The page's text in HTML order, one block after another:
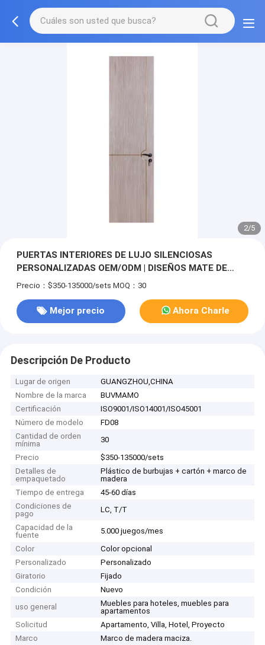
3/5
PUERTAS INTERIORES DE LUJO SILENCIOSAS
PERSONALIZADAS OEM/ODM | DISEÑOS MATE DE
ALTURA DE TECHOS ALTOS COLECCIÓN COMPLETA
VERTICAL CON ACENTOS EN CHAMPÁN, OPCIONES
CON ACENTOS EN MADERA Y LATÓN
Precio：$350-135000/sets MOQ：30
Mejor precio Ahora Charle
Descripción De Producto
Lugar de origen
GUANGZHOU,CHINA
Nombre de la marca
BUVMAMO
Certificación
ISO9001/ISO14001/ISO45001
Número de modelo
FD08
Cantidad de orden
mínima
30
Precio
$350-135000/sets
Detalles de
empaquetado
Plástico de burbujas + cartón + marco de
madera
Tiempo de entrega
45-60 días
Condiciones de
pago
LC, T/T
Capacidad de la
fuente
5.000 juegos/mes
Color
Color opcional
Personalizado
Personalizado
Giratorio
Fijado
Condición
Nuevo
uso general
Muebles para hoteles, muebles para
apartamentos
Solicitud
Apartamento, Villa, Hotel, Proyecto
Marco
Marco de madera maciza.